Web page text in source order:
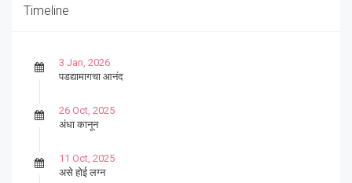
Timeline
3 Jan, 2026
पडद्यामागचा आनंद
26 Oct, 2025
अंधा कानून
11 Oct, 2025
असे होई लग्न